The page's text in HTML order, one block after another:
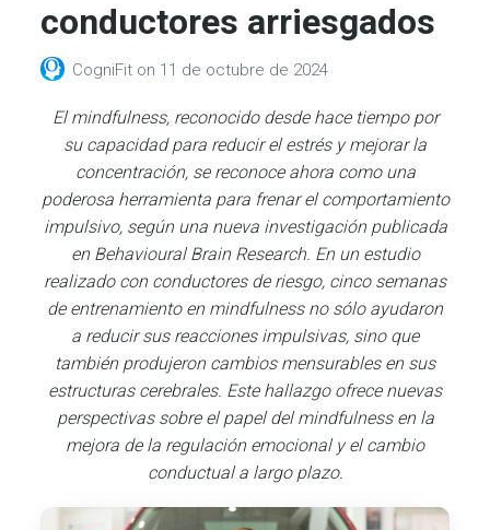
conductores arriesgados
CogniFit on 11 de octubre de 2024
El mindfulness, reconocido desde hace tiempo por
su capacidad para reducir el estrés y mejorar la
concentración, se reconoce ahora como una
poderosa herramienta para frenar el comportamiento
impulsivo, según una nueva investigación publicada
en Behavioural Brain Research. En un estudio
realizado con conductores de riesgo, cinco semanas
de entrenamiento en mindfulness no sólo ayudaron
a reducir sus reacciones impulsivas, sino que
también produjeron cambios mensurables en sus
estructuras cerebrales. Este hallazgo ofrece nuevas
perspectivas sobre el papel del mindfulness en la
mejora de la regulación emocional y el cambio
conductual a largo plazo.